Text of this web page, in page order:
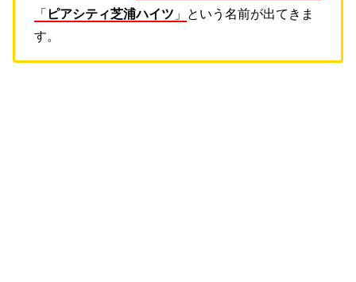
「 ピアシティ芝浦ハイツ 」
という名前が出てきま
す。